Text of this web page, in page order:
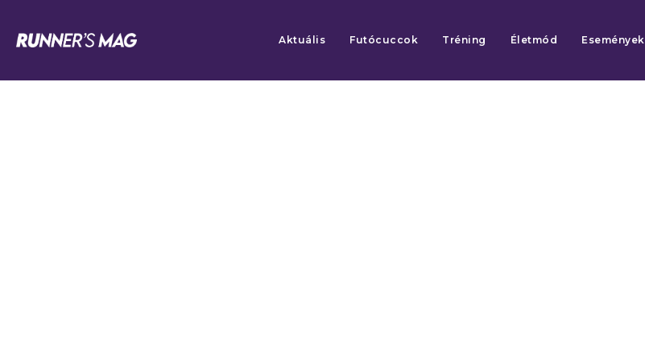
Aktuális Futócuccok Tréning Életmód Események